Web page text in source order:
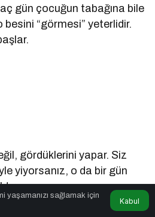
gün çocuğun tabağına bile
besini “görmesi” yeterlidir.
gördüklerini yapar. Siz
yiyorsanız, o da bir gün
yaşamanızı sağlamak için
Kabul